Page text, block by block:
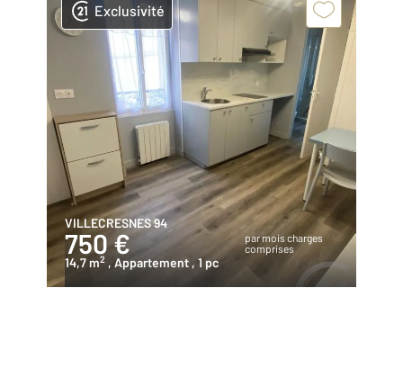
Exclusivité
VILLECRESNES 94
750 €
par mois charges
comprises
14,7 m2 , Appartement , 1 pc